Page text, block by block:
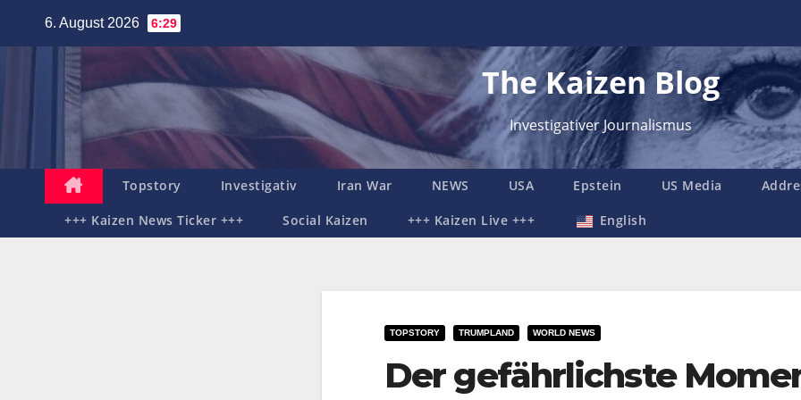
6. August 2026 6:29
The Kaizen Blog
Investigativer Journalismus
Topstory Investigativ Iran War NEWS USA Epstein US Media
+++ Kaizen News Ticker +++ Social Kaizen +++ Kaizen Live +++ English
TOPSTORY TRUMPLAND WORLD NEWS
Der gefährlichste